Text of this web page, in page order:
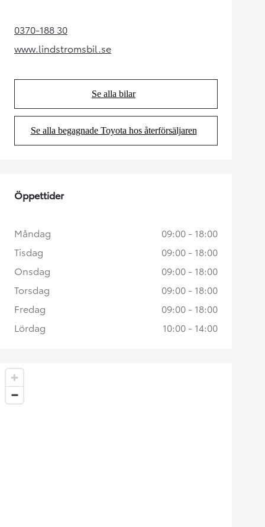
0370-188 30(Opens in new tab)
www.lindstromsbil.se
(Opens in new tab)
Se alla bilar
(Opens in new tab)
Se alla begagnade Toyota hos återförsäljaren
(Opens in new tab)
Öppettider
Måndag
09:00 - 18:00
Tisdag
09:00 - 18:00
Onsdag
09:00 - 18:00
Torsdag
09:00 - 18:00
Fredag
09:00 - 18:00
Lördag
10:00 - 14:00